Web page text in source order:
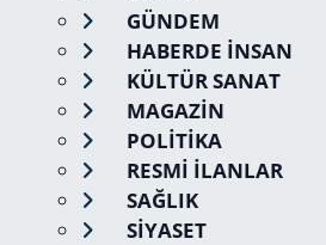
GÜNDEM
HABERDE İNSAN
KÜLTÜR SANAT
MAGAZİN
POLİTİKA
RESMİ İLANLAR
SAĞLIK
SİYASET